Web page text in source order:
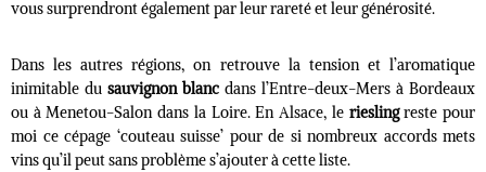
vous surprendront également par leur rareté et leur générosité.
Dans les autres régions, on retrouve la tension et l’aromatique
inimitable du sauvignon blanc dans l’Entre-deux-Mers à Bordeaux
ou à Menetou-Salon dans la Loire. En Alsace, le rieslingreste pour
moi ce cépage ‘couteau suisse’ pour de si nombreux accords mets
vins qu’il peut sans problème s’ajouter à cette liste.